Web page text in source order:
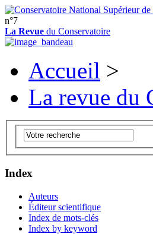
n°7
La Revue du Conservatoire
Accueil >
La revue du
Index
Auteurs
Éditeur scientifique
Index de mots-clés
Index by keyword